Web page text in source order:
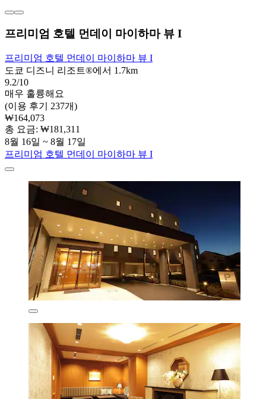
프리미엄 호텔 먼데이 마이하마 뷰 I
프리미엄 호텔 먼데이 마이하마 뷰 I
도쿄 디즈니 리조트®에서 1.7km
9.2/10
매우 훌륭해요
(이용 후기 237개)
₩164,073
총 요금: ₩181,311
8월 16일 ~ 8월 17일
프리미엄 호텔 먼데이 마이하마 뷰 I